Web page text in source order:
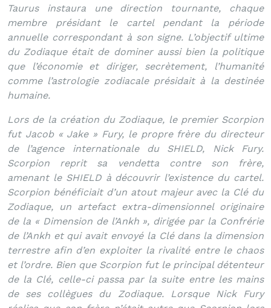
Taurus instaura une direction tournante, chaque
membre présidant le cartel pendant la période
annuelle correspondant à son signe. L’objectif ultime
du Zodiaque était de dominer aussi bien la politique
que l’économie et diriger, secrètement, l’humanité
comme l’astrologie zodiacale présidait à la destinée
humaine.
Lors de la création du Zodiaque, le premier Scorpion
fut Jacob « Jake » Fury, le propre frère du directeur
de l’agence internationale du SHIELD, Nick Fury.
Scorpion reprit sa vendetta contre son frère,
amenant le SHIELD à découvrir l’existence du cartel.
Scorpion bénéficiait d’un atout majeur avec la Clé du
Zodiaque, un artefact extra-dimensionnel originaire
de la « Dimension de l’Ankh », dirigée par la Confrérie
de l’Ankh et qui avait envoyé la Clé dans la dimension
terrestre afin d’en exploiter la rivalité entre le chaos
et l’ordre. Bien que Scorpion fut le principal détenteur
de la Clé, celle-ci passa par la suite entre les mains
de ses collègues du Zodiaque. Lorsque Nick Fury